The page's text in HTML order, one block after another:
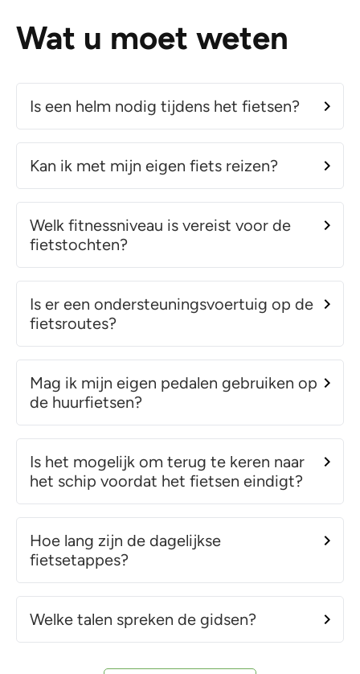
Wat u moet weten
Is een helm nodig tijdens het fietsen?
Kan ik met mijn eigen fiets reizen?
Welk fitnessniveau is vereist voor de
fietstochten?
Is er een ondersteuningsvoertuig op de
fietsroutes?
Mag ik mijn eigen pedalen gebruiken op
de huurfietsen?
Is het mogelijk om terug te keren naar
het schip voordat het fietsen eindigt?
Hoe lang zijn de dagelijkse
fietsetappes?
Welke talen spreken de gidsen?